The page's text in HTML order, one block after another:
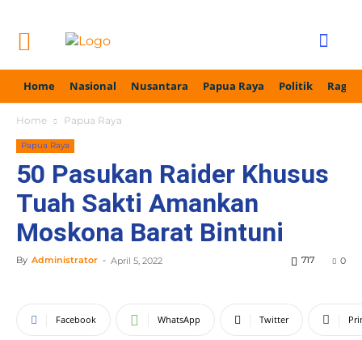
Home Nasional Nusantara Papua Raya Politik
Home Papua Raya
Papua Raya
50 Pasukan Raider Khusus
Tuah Sakti Amankan
Moskona Barat Bintuni
By Administrator - April 5, 2022 0
717
Facebook WhatsApp Twitter